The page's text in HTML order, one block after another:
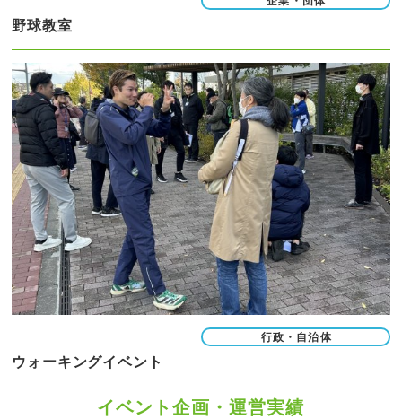
野球教室
行政・自治体
ウォーキングイベント
イベント企画・運営実績